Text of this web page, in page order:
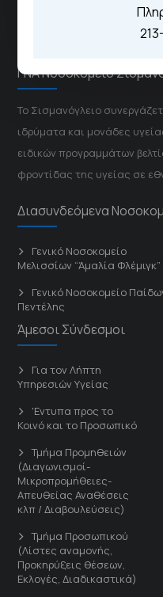
ΓΝΑ Νοσοκομείο
Το Σισμανόγλειο
ιδρύματα και μονάδες
ειδικών προγραμμάτων
φροντίδας της υγείας σε
Διασυνδεόμενα
Γενικό Νοσοκομείο
Μελισσίων “Άμαλία Φλέμιγκ”
Γενικό Νοσοκομείο
Πεντέλης
Άμεσοι Σύνδεσμοι
Για τον Λήπτη
Υπηρεσιών Υγείας
'Εντυπα προς το
Κοινό και το Προσωπικό
Τμήμα Προμηθειών
(Διαγωνισμοί-
Μικροπρομήθειες-
Απευθείας Αναθέσεις
κλπ / Διαβουλεύσεις)
Τμήμα Προσωπικού
(Λίστες αναμονής,
Προκηρύξεις θέσεων,
Εκλογές, Διαδικαστικά)